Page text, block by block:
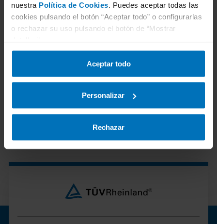
nuestra Política de Cookies. Puedes aceptar todas las
cookies pulsando el botón “Aceptar todo” o configurarlas
o rechazar su uso pulsando el botón de “Mostrar
Aceptar todo
Personalizar
Rechazar
4 Selecciona estación ITV